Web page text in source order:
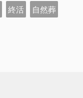
終活
自然葬